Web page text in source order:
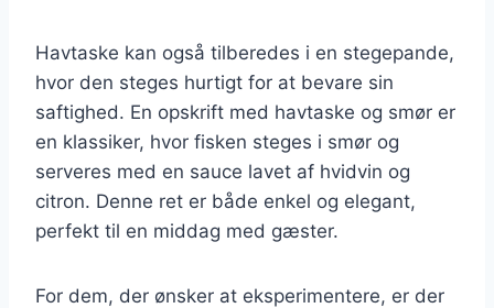
Havtaske kan også tilberedes i en stegepande,
hvor den steges hurtigt for at bevare sin
saftighed. En opskrift med havtaske og smør er
en klassiker, hvor fisken steges i smør og
serveres med en sauce lavet af hvidvin og
citron. Denne ret er både enkel og elegant,
perfekt til en middag med gæster.
For dem, der ønsker at eksperimentere, er der